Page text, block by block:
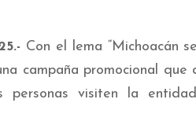
Con el lema “Michoacán
campaña promocional que
personas visiten la